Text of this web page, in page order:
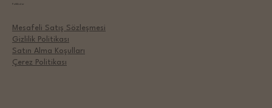
Politikalar
Mesafeli Satış Sözleşmesi
Gizlilik Politikası
Satın Alma Koşulları
Çerez Politikası